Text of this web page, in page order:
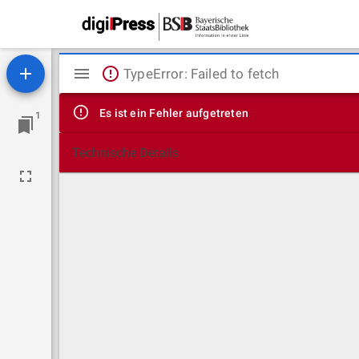
1
Mirador
Viewer
TypeError: Failed to fetch
Es ist ein Fehler aufgetreten
Technische Details